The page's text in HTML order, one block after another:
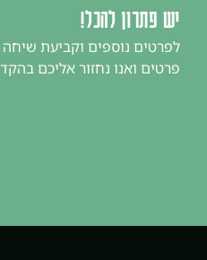
יש פתרון להכל!
לפרטים נוספים וקביעת
פרטים ואנו נחזור אליכם